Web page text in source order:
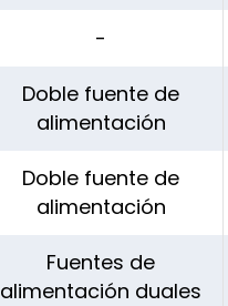
-
Doble fuente de
alimentación
Doble fuente de
alimentación
Fuentes de
alimentación duales